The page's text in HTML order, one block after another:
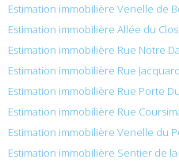
Estimation immobilière Venelle de
Estimation immobilière Allée du
Estimation immobilière Rue Notre
Estimation immobilière Rue
Estimation immobilière Rue Porte
Estimation immobilière Rue
Estimation immobilière Venelle du
Estimation immobilière Sentier de